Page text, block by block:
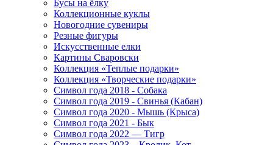
Бусы на ёлку
Коллекционные куклы
Новогодние сувениры
Резные фигуры
Искусственные елки
Картины Сваровски
Коллекция «Теплые подарки»
Коллекция «Творческие подарки»
Символ года 2018 - Собака
Символ года 2019 - Свинья (Кабан)
Символ года 2020 - Мышь (Крыса)
Символ года 2021 - Бык
Символ года 2022 — Тигр